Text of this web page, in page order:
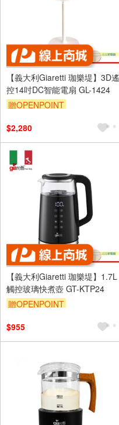
【義大利Giaretti 珈樂堤】3D遙
控14吋DC智能電扇 GL-1424
贈OPENPOINT
$2,280
【義大利Giaretti 珈樂堤】1.7L
觸控玻璃快煮壺 GT-KTP24
贈OPENPOINT
$955